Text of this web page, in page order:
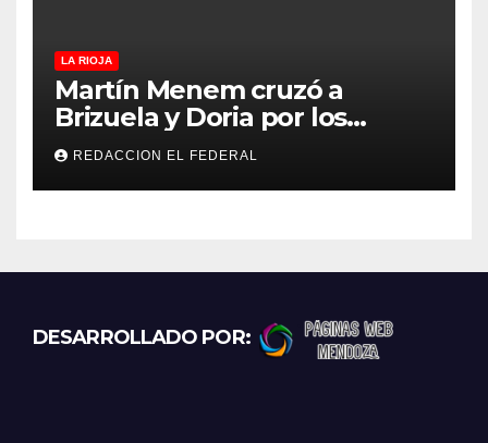
LA RIOJA
Martín Menem cruzó a
Brizuela y Doria por los
incendios en Guanchín:
“Miente descaradamente”
REDACCION EL FEDERAL
DESARROLLADO POR: